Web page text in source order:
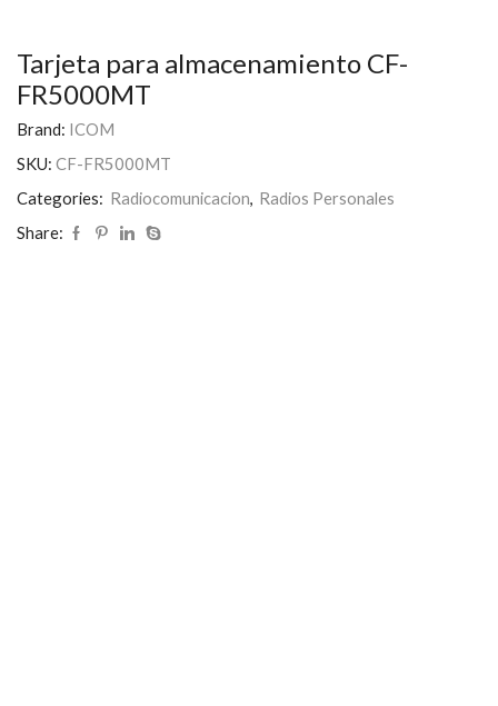
Tarjeta para almacenamiento CF-
FR5000MT
Brand: ICOM
SKU: CF-FR5000MT
Categories: Radiocomunicacion, Radios Personales
Share: